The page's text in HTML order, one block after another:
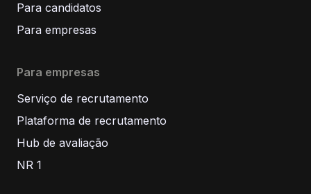
Para candidatos
Para empresas
Para empresas
Serviço de recrutamento
Plataforma de recrutamento
Hub de avaliação
NR 1